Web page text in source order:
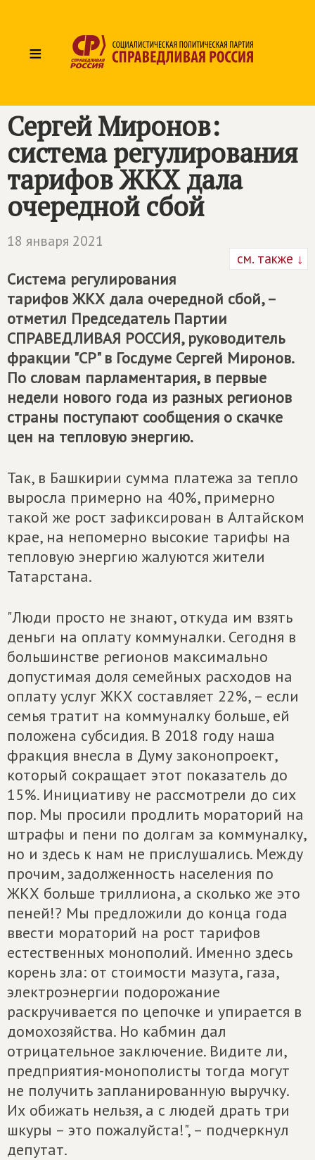
≡
Сергей Миронов:
система регулирования
тарифов ЖКХ дала
очередной сбой
18 января 2021
см. также ↓
Система регулирования
тарифов ЖКХ дала очередной сбой, –
отметил Председатель Партии
СПРАВЕДЛИВАЯ РОССИЯ, руководитель
фракции "СР" в Госдуме Сергей Миронов.
По словам парламентария, в первые
недели нового года из разных регионов
страны поступают сообщения о скачке
цен на тепловую энергию.
Так, в Башкирии сумма платежа за тепло
выросла примерно на 40%, примерно
такой же рост зафиксирован в Алтайском
крае, на непомерно высокие тарифы на
тепловую энергию жалуются жители
Татарстана.
"Люди просто не знают, откуда им взять
деньги на оплату коммуналки. Сегодня в
большинстве регионов максимально
допустимая доля семейных расходов на
оплату услуг ЖКХ составляет 22%, – если
семья тратит на коммуналку больше, ей
положена субсидия. В 2018 году наша
фракция внесла в Думу законопроект,
который сокращает этот показатель до
15%. Инициативу не рассмотрели до сих
пор. Мы просили продлить мораторий на
штрафы и пени по долгам за коммуналку,
но и здесь к нам не прислушались. Между
прочим, задолженность населения по
ЖКХ больше триллиона, а сколько же это
пеней!? Мы предложили до конца года
ввести мораторий на рост тарифов
естественных монополий. Именно здесь
корень зла: от стоимости мазута, газа,
электроэнергии подорожание
раскручивается по цепочке и упирается в
домохозяйства. Но кабмин дал
отрицательное заключение. Видите ли,
предприятия-монополисты тогда могут
не получить запланированную выручку.
Их обижать нельзя, а с людей драть три
шкуры – это пожалуйста!", – подчеркнул
депутат.